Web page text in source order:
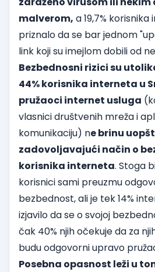
malverom, a 19,7%
priznalo da se bar jednom
link koji su imejlom dobili od
Bezbednosni rizici su
44% korisnika interneta u
pružaoci internet usluga
vlasnici društvenih mreža i
komunikaciju) ne brinu
zadovoljavajući način o
korisnika interneta. Stoga
korisnici sami preuzmu
bezbednost, ali je tek 14%
izjavilo da se o svojoj
čak 40% njih očekuje da za
budu odgovorni upravo
Posebna opasnost leži u